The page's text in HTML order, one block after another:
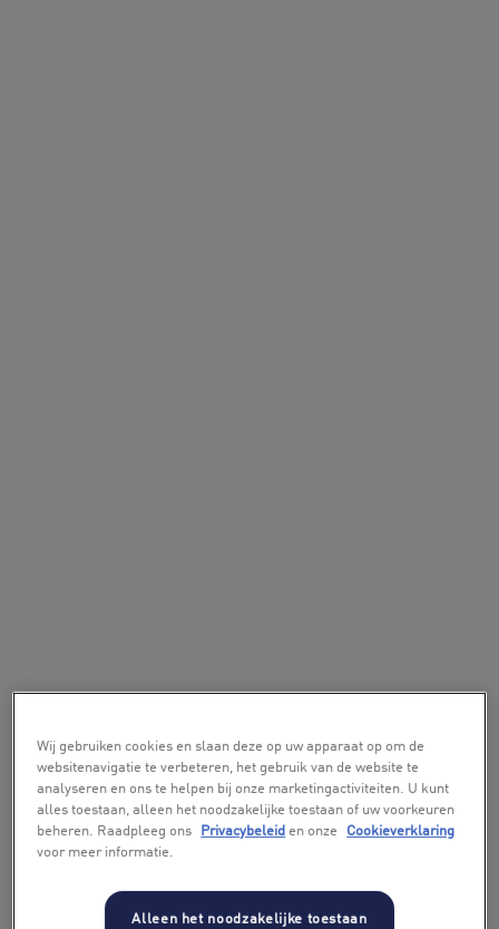
Wij gebruiken cookies en slaan deze op uw apparaat op om de
websitenavigatie te verbeteren, het gebruik van de website te
analyseren en ons te helpen bij onze marketingactiviteiten. U kunt
alles toestaan, alleen het noodzakelijke toestaan of uw voorkeuren
beheren. Raadpleeg ons
Privacybeleid en onze
Cookieverklaring
voor meer informatie.
Alleen het noodzakelijke toestaan